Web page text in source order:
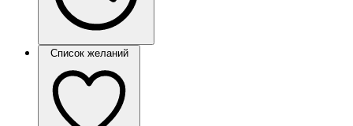
Список желаний